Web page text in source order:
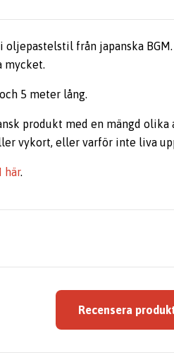
oljepastelstil från japanska
mycket.
5 meter lång.
produkt med en mängd
vykort, eller varför inte liva
här.
Recensera